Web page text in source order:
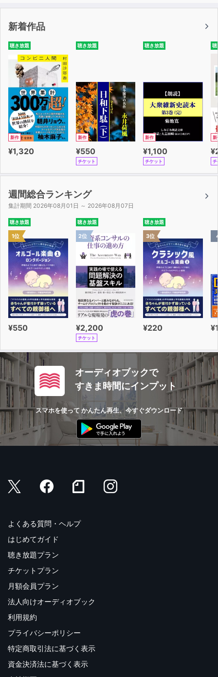
in the middle of
in about an hour
It'll only take you
is the same as
It won'T be long before
Isn't it a
I've got to go to
ダイアローグ：少年と母
[ Lesson2 ]
never thought about
is that a
I've done enough
I've heard that
I've heard of that
nearly one in five
make it a point to
look forward to hearing from you
ダイアローグ：ソーダマシーン
[ Lesson3 ]
a couple of days ago
a friend of mine
ahead of us
After all these years
about an hour a day
kind of like a
Aren't you worried about
All we'll need is
ダイアローグ：オープン前のちょっとした会話
[ Lesson4 ]
Morning
Care if I join
Can I
but then it turned to into
Do you ever wish you could
Do you want another
ダイアローグ：レストランで朝ごはん
[ Lesson5 ]
for a long time
getting on my nerves
I am trying to
have an advantage
I hope you don't mind
I get so absorbed in it that
Have you heard about
新着作品
聴き放題
新作
¥1,320
聴き放題
新作
¥550
チケット
聴き放題
新作
¥1,100
チケット
聴
新
チ
週間総合ランキング
集計期間 2026年08月01日 ～ 2026年08月07日
聴き放題
1位
¥550
聴き放題
2位
¥2,200
チケット
聴き放題
3位
¥220
オーディオブックで
すきま時間にインプット
スマホを使って かんたん再生、今すぐダウンロード
よくある質問・ヘルプ
はじめてガイド
聴き放題プラン
チケットプラン
月額会員プラン
法人向けオーディオブック
利用規約
プライバシーポリシー
特定商取引法に基づく表示
資金決済法に基づく表示